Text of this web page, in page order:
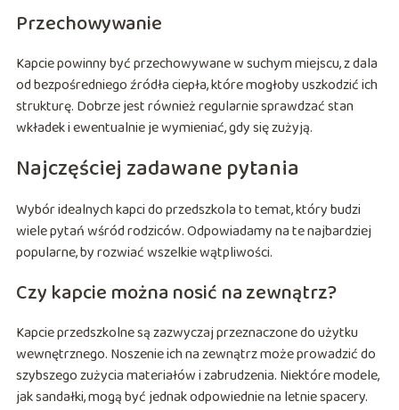
Przechowywanie
Kapcie powinny być przechowywane w suchym miejscu, z dala
od bezpośredniego źródła ciepła, które mogłoby uszkodzić ich
strukturę. Dobrze jest również regularnie sprawdzać stan
wkładek i ewentualnie je wymieniać, gdy się zużyją.
Najczęściej zadawane pytania
Wybór idealnych kapci do przedszkola to temat, który budzi
wiele pytań wśród rodziców. Odpowiadamy na te najbardziej
popularne, by rozwiać wszelkie wątpliwości.
Czy kapcie można nosić na zewnątrz?
Kapcie przedszkolne są zazwyczaj przeznaczone do użytku
wewnętrznego. Noszenie ich na zewnątrz może prowadzić do
szybszego zużycia materiałów i zabrudzenia. Niektóre modele,
jak sandałki, mogą być jednak odpowiednie na letnie spacery.